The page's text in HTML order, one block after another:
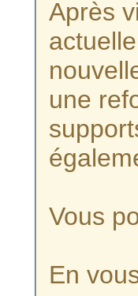
Après
une
Vous
En